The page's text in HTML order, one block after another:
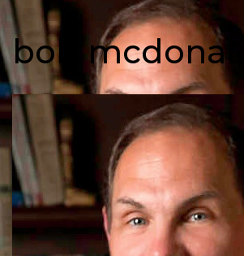
DIRECT
SPONSOR
DESIGN
EVENTI
MOBILE
PROMOZIONI
bob